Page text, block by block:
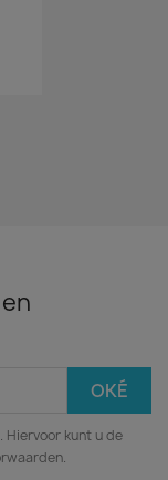
Hiervoor kunt u de